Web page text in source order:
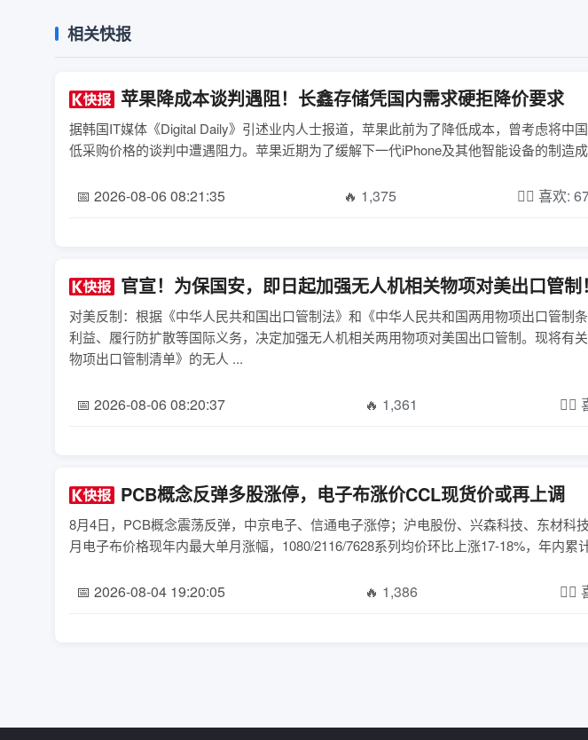
相关快报
苹果降成本谈判遇阻！长鑫存储凭国内需求硬拒降价要求
据韩国IT媒体《Digital Daily》引述业内人士报道，苹果此前为了降低成本，曾考虑将中
低采购价格的谈判中遭遇阻力。苹果近期为了缓解下一代iPhone及其他智能设备的制造
📅 2026-08-06 08:21:35 🔥 1,375 ❤️‍🔥 喜欢:
官宣！为保国安，即日起加强无人机相关物项对美出口管制！
对美反制：根据《中华人民共和国出口管制法》和《中华人民共和国两用物项出口管制
利益、履行防扩散等国际义务，决定加强无人机相关两用物项对美国出口管制。现将有
物项出口管制清单》的无人 ...
📅 2026-08-06 08:20:37 🔥 1,361 ❤️‍🔥
PCB概念反弹多股涨停，电子布涨价CCL现货价或再上调
8月4日，PCB概念震荡反弹，中京电子、信通电子涨停；沪电股份、兴森科技、东材科
月电子布价格现年内最大单月涨幅，1080/2116/7628系列均价环比上涨17-18%，年内累
📅 2026-08-04 19:20:05 🔥 1,386 ❤️‍🔥